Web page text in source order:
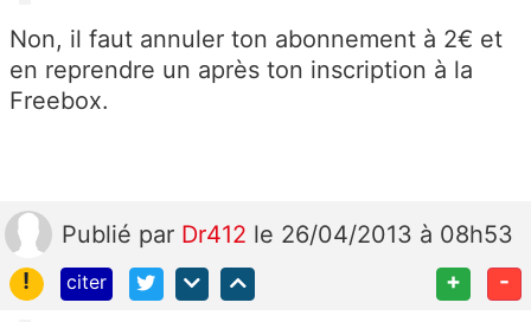
Non, il faut annuler ton abonnement à 2€ et
en reprendre un après ton inscription à la
Freebox.
Publié par Dr412 le 26/04/2013 à 08h53
!
citer + -